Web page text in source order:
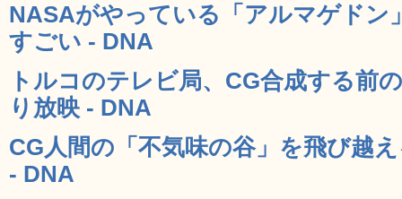
NASAがやっている「アルマゲドン
すごい - DNA
トルコのテレビ局、CG合成する前
り放映 - DNA
CG人間の「不気味の谷」を飛び越
- DNA